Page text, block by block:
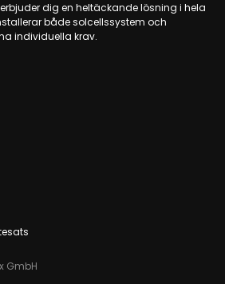
dig en heltäckande lösning i hela
både solcellssystem och
individuella krav.
GmbH